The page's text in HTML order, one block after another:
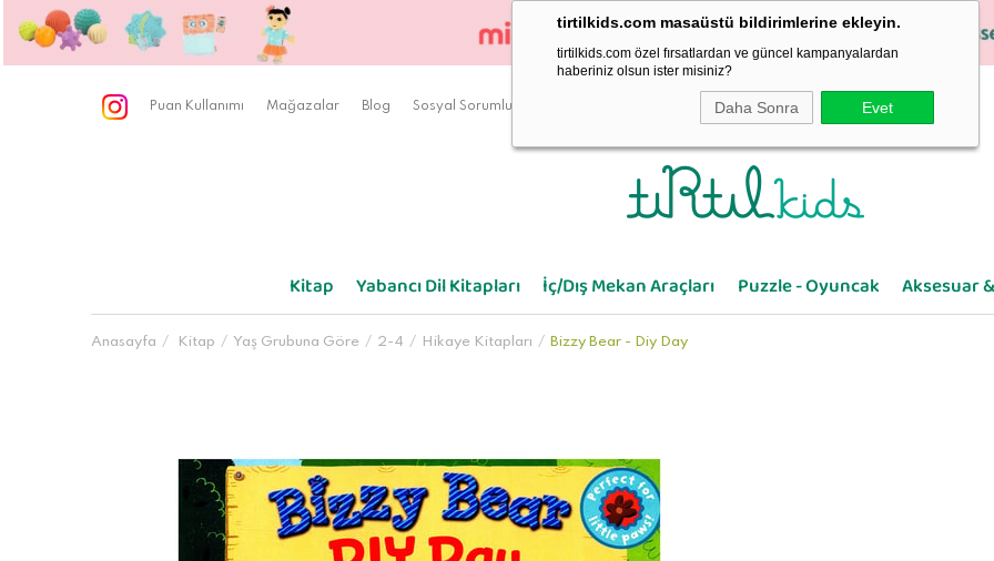
tirtilkids.com masaüstü bildirimlerine ekleyin.
tirtilkids.com özel fırsatlardan ve güncel kampanyalardan
haberiniz olsun ister misiniz?
Daha Sonra Evet
Puan Kullanımı Mağazalar Blog Sosyal Sorumluluk
Kitap Yabancı Dil Kitapları İç/Dış Mekan Araçları Puzzle - Oyuncak Aksesuar
Anasayfa Kitap Yaş Grubuna Göre 2-4 Hikaye Kitapları Bizzy Bear - Diy Day